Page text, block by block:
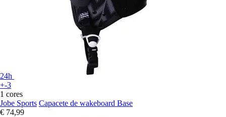
24h
+-3
1 cores
Jobe Sports Capacete de wakeboard Base
€ 74,99